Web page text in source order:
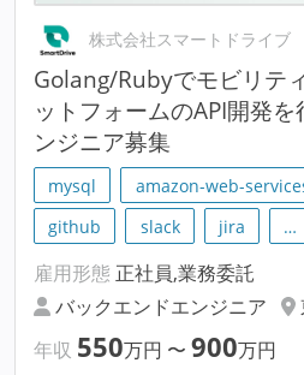
株式会社スマートドライブ
Golang/Rubyでモビリテ
ットフォームのAPI開発
ンジニア募集
mysql amazon-web-
github
slack jira …
雇用形態 正社員,業務委託
バックエンドエンジニア
年収 550万円 〜 900万円